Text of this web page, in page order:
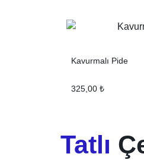
Kavurmalı Pide
325,00 ₺
Tatlı